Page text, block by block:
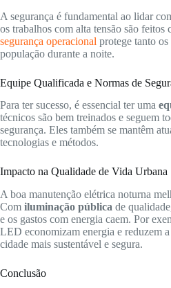
A segurança é fundamental ao lidar
os trabalhos com alta tensão são
segurança operacional protege tanto
população durante a noite.
Equipe Qualificada e Normas de
Para ter sucesso, é essencial ter uma
técnicos são bem treinados e seguem
segurança. Eles também se mantêm
tecnologias e métodos.
Impacto na Qualidade de Vida Urbana
A boa manutenção elétrica noturna
Com iluminação pública de
e os gastos com energia caem. Por
LED economizam energia e reduzem
cidade mais sustentável e segura.
Conclusão